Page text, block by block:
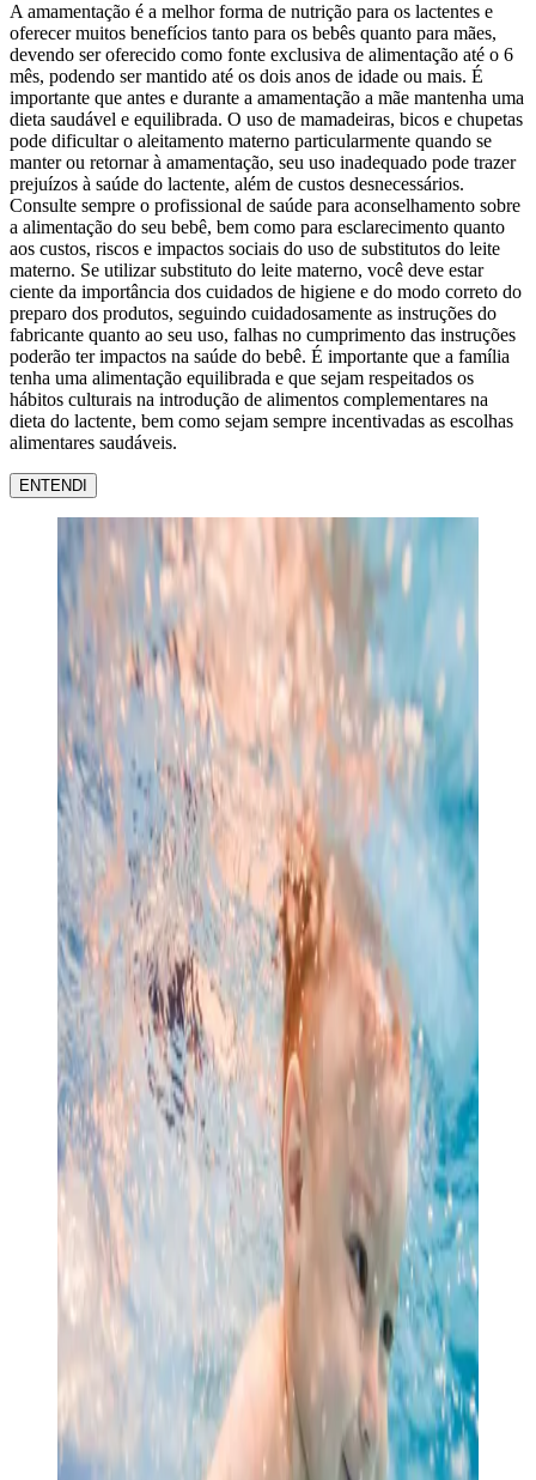
A amamentação é a melhor forma de nutrição para os lactentes e
oferecer muitos benefícios tanto para os bebês quanto para mães,
devendo ser oferecido como fonte exclusiva de alimentação até o 6
mês, podendo ser mantido até os dois anos de idade ou mais. É
importante que antes e durante a amamentação a mãe mantenha uma
dieta saudável e equilibrada. O uso de mamadeiras, bicos e chupetas
pode dificultar o aleitamento materno particularmente quando se
manter ou retornar à amamentação, seu uso inadequado pode trazer
prejuízos à saúde do lactente, além de custos desnecessários.
Consulte sempre o profissional de saúde para aconselhamento sobre
a alimentação do seu bebê, bem como para esclarecimento quanto
aos custos, riscos e impactos sociais do uso de substitutos do leite
materno. Se utilizar substituto do leite materno, você deve estar
ciente da importância dos cuidados de higiene e do modo correto do
preparo dos produtos, seguindo cuidadosamente as instruções do
fabricante quanto ao seu uso, falhas no cumprimento das instruções
poderão ter impactos na saúde do bebê. É importante que a família
tenha uma alimentação equilibrada e que sejam respeitados os
hábitos culturais na introdução de alimentos complementares na
dieta do lactente, bem como sejam sempre incentivadas as escolhas
alimentares saudáveis.
ENTENDI